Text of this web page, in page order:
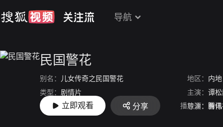
导航
民国警花
别名： 儿女传奇之民国警花 地区： 内地
类型： 剧情片 主演： 谭
上映： 2012-03-03 导演： 曹伟
立即观看 分享 播放源： 腾